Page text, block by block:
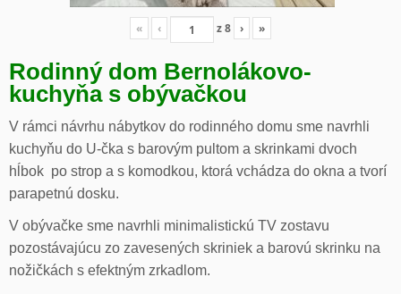
« ‹ z8 › »
Rodinný dom Bernolákovo-
kuchyňa s obývačkou
V rámci návrhu nábytkov do rodinného domu sme navrhli
kuchyňu do U-čka s barovým pultom a skrinkami dvoch
hĺbok po strop a s komodkou, ktorá vchádza do okna a tvorí
parapetnú dosku.
V obývačke sme navrhli minimalistickú TV zostavu
pozostávajúcu zo zavesených skriniek a barovú skrinku na
nožičkách s efektným zrkadlom.